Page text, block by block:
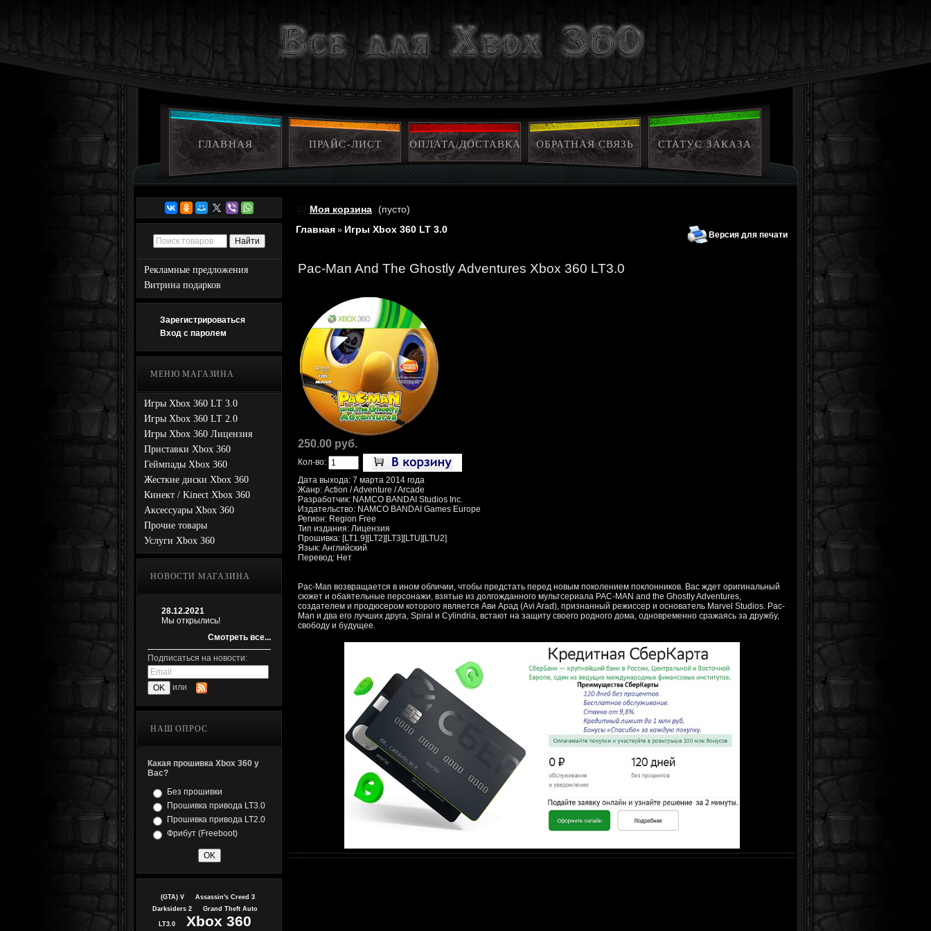
ГЛАВНАЯ ПРАЙС-ЛИСТ ОПЛАТА/ДОСТАВКА ОБРАТНАЯ СВЯЗЬ СТАТУС ЗАКАЗА
Рекламные предложения
Витрина подарков
Зарегистрироваться
Вход с паролем
МЕНЮ МАГАЗИНА
Игры Xbox 360 LT 3.0
Игры Xbox 360 LT 2.0
Игры Xbox 360 Лицензия
Приставки Xbox 360
Геймпады Xbox 360
Жесткие диски Xbox 360
Кинект / Kinect Xbox 360
Аксессуары Xbox 360
Прочие товары
Услуги Xbox 360
НОВОСТИ МАГАЗИНА
28.12.2021
Мы открылись!
Смотреть все...
Подписаться на новости:
или
НАШ ОПРОС
Какая прошивка Xbox 360 у
Вас?
Без прошивки
Прошивка привода LT3.0
Прошивка привода LT2.0
Фрибут (Freeboot)
(GTA) V
Assassin's Creed 3
Darksiders 2
Grand Theft Auto
LT3.0 Xbox 360
Моя корзина (пусто)
Главная » Игры Xbox 360 LT 3.0 Версия для печати
Pac-Man And The Ghostly Adventures Xbox 360 LT3.0
250.00 руб.
Кол-во:
Дата выхода: 7 марта 2014 года
Жанр: Action / Adventure / Arcade
Разработчик: NAMCO BANDAI Studios Inc.
Издательство: NAMCO BANDAI Games Europe
Регион: Region Free
Тип издания: Лицензия
Прошивка: [LT1.9][LT2][LT3][LTU][LTU2]
Язык: Английский
Перевод: Нет
Pac-Man возвращается в ином обличии, чтобы предстать перед новым поколением поклонников. Вас ждет оригинальный
сюжет и обаятельные персонажи, взятые из долгожданного мультсериала PAC-MAN and the Ghostly Adventures,
создателем и продюсером которого является Ави Арад (Avi Arad), признанный режиссер и основатель Marvel Studios. Pac-
Man и два его лучших друга, Spiral и Cylindria, встают на защиту своего родного дома, одновременно сражаясь за дружбу,
свободу и будущее.